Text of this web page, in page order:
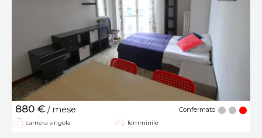
880 € / mese Confermato
camera singola femminile